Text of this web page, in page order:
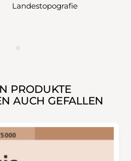
Landestopografie
PRODUKTE
AUCH GEFALLEN